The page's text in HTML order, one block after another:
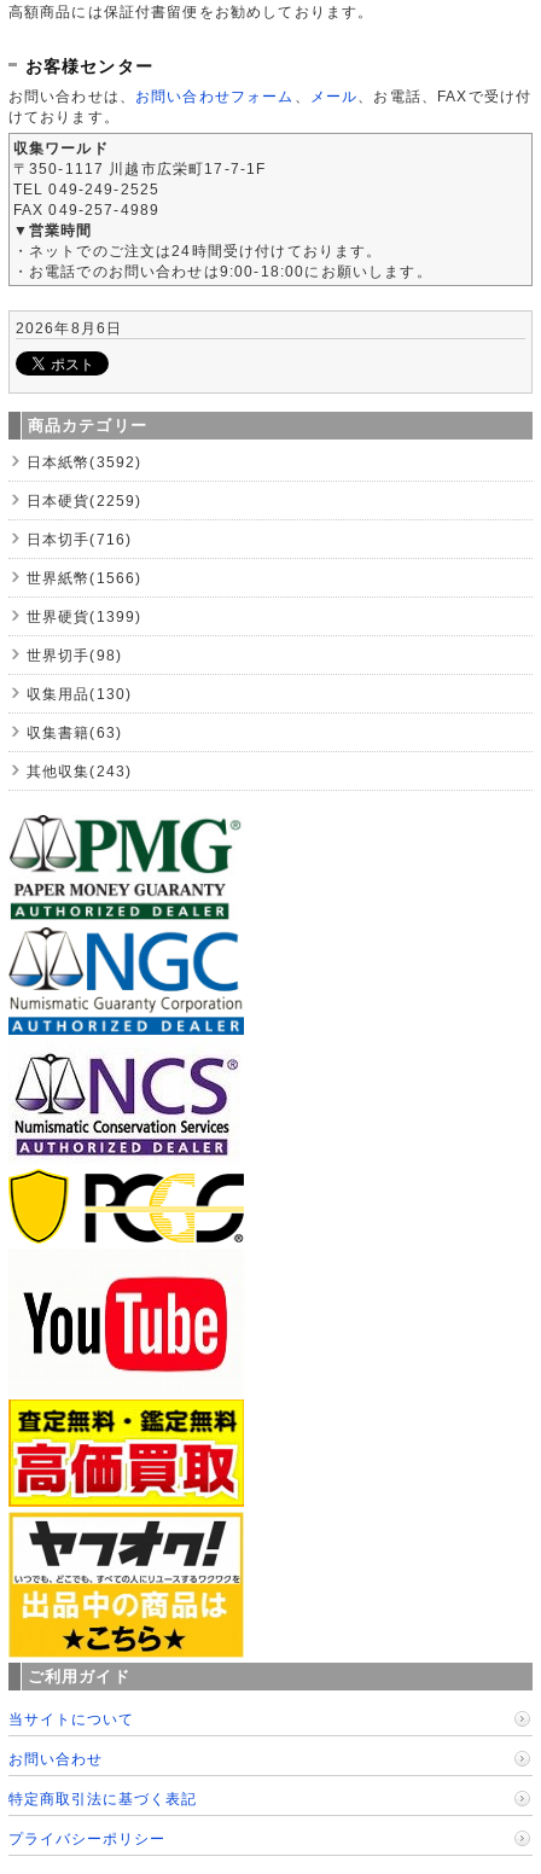
高額商品には保証付書留便をお勧めしております。
お客様センター
お問い合わせは、 お問い合わせフォーム メール 、お電話、FAXで受け付
けております。
収集ワールド
〒350-1117 川越市広栄町17-7-1F
TEL 049-249-2525
FAX 049-257-4989
▼営業時間
・ネットでのご注文は24時間受け付けております。
・お電話でのお問い合わせは9:00-18:00にお願いします。
2026年8月6日
商品カテゴリー
日本紙幣(3592)
日本硬貨(2259)
日本切手(716)
世界紙幣(1566)
世界硬貨(1399)
世界切手(98)
収集用品(130)
収集書籍(63)
其他収集(243)
ご利用ガイド
当サイトについて
お問い合わせ
特定商取引法に基づく表記
プライバシーポリシー